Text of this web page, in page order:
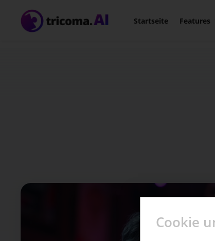
Startseite Features
Cookie